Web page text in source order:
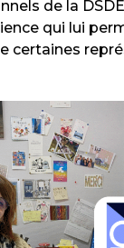
de la
qui lui
certaines